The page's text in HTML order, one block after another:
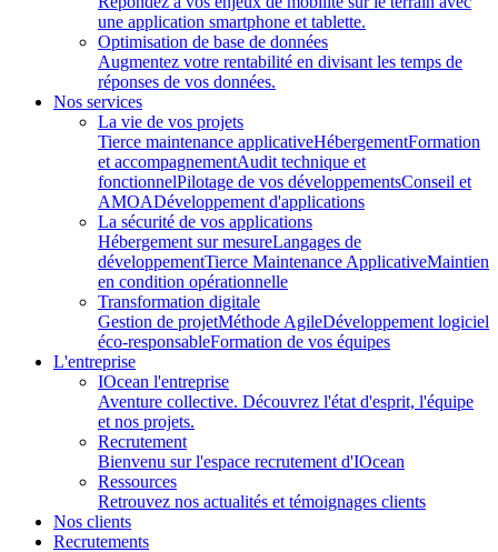
une application smartphone et tablette.
Optimisation de base de données
Augmentez votre rentabilité en divisant les temps de
réponses de vos données.
Nos services
La vie de vos projets
Tierce maintenance applicativeHébergementFormation
et accompagnementAudit technique et
fonctionnelPilotage de vos développementsConseil et
AMOADéveloppement d'applications
La sécurité de vos applications
Hébergement sur mesureLangages de
développementTierce Maintenance ApplicativeMaintien
en condition opérationnelle
Transformation digitale
Gestion de projetMéthode AgileDéveloppement logiciel
éco-responsableFormation de vos équipes
L'entreprise
IOcean l'entreprise
Aventure collective. Découvrez l'état d'esprit, l'équipe
et nos projets.
Recrutement
Bienvenu sur l'espace recrutement d'IOcean
Ressources
Retrouvez nos actualités et témoignages clients
Nos clients
Recrutements